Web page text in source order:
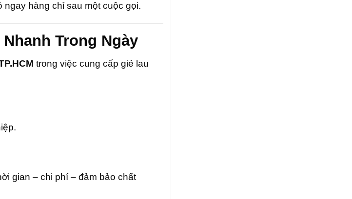
hàng chỉ sau một cuộc gọi.
Nhanh Trong Ngày
trong việc cung cấp giẻ lau
gian – chi phí – đảm bảo chất